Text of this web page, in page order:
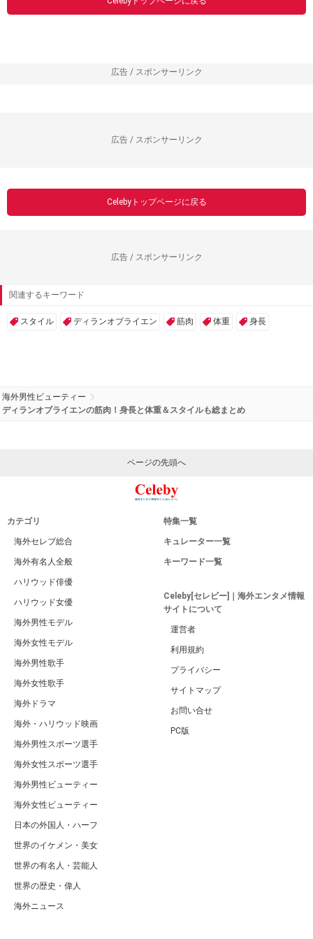
広告 / スポンサーリンク
広告 / スポンサーリンク
Celebyトップページに戻る
広告 / スポンサーリンク
関連するキーワード
スタイル ディランオブライエン 筋肉 体重 身長
海外男性ビューティー
ディランオブライエンの筋肉！身長と体重＆スタイルも総まとめ
ページの先頭へ
カテゴリ
海外セレブ総合
海外有名人全般
ハリウッド俳優
ハリウッド女優
海外男性モデル
海外女性モデル
海外男性歌手
海外女性歌手
海外ドラマ
海外・ハリウッド映画
海外男性スポーツ選手
海外女性スポーツ選手
海外男性ビューティー
海外女性ビューティー
日本の外国人・ハーフ
世界のイケメン・美女
世界の有名人・芸能人
世界の歴史・偉人
海外ニュース
特集一覧
キュレーター一覧
キーワード一覧
Celeby[セレビー]｜海外エンタメ情報
サイトについて
運営者
利用規約
プライバシー
サイトマップ
お問い合せ
PC版